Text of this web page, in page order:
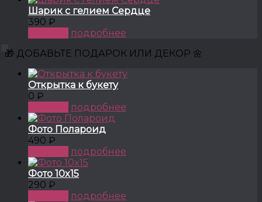
Шарик с гелием Сердце
390 ₽
подробнее
🎁 ДОБАВЬТЕ ПОДАРОК ИЛИ ДЕКОР 🌼
Открытка к букету
0 ₽
подробнее
Фото Полароид
490 ₽
подробнее
Фото 10x15
290 ₽
подробнее